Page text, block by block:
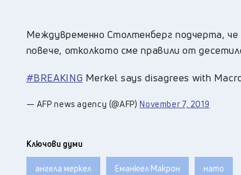
Междувременно Столтенберг подчерта, че
повече, отколкото сме правили от
#BREAKING Merkel says disagrees with
— AFP news agency (@AFP)November 7, 2019
Ключови думи
ангела меркел Еманюел Макрон нато